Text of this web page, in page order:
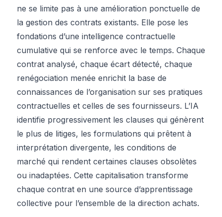
ne se limite pas à une amélioration ponctuelle de
la gestion des contrats existants. Elle pose les
fondations d’une intelligence contractuelle
cumulative qui se renforce avec le temps. Chaque
contrat analysé, chaque écart détecté, chaque
renégociation menée enrichit la base de
connaissances de l’organisation sur ses pratiques
contractuelles et celles de ses fournisseurs. L’IA
identifie progressivement les clauses qui génèrent
le plus de litiges, les formulations qui prêtent à
interprétation divergente, les conditions de
marché qui rendent certaines clauses obsolètes
ou inadaptées. Cette capitalisation transforme
chaque contrat en une source d’apprentissage
collective pour l’ensemble de la direction achats.